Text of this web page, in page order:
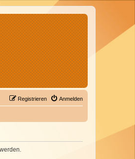
Anmelden
Registrieren